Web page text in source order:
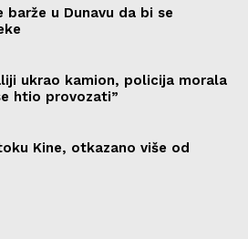
barže u Dunavu da bi se
ukrao kamion, policija morala
htio provozati”
Kine, otkazano više od